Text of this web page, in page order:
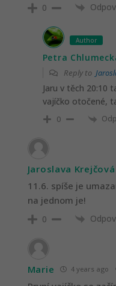
0
Author
Petra
Reply to
Jaru v těch 20:10
vajíčko otočené,
0
Jaroslava Krejčová
11.6. spíše je
na jednom je!
0
Marie 4 years ago